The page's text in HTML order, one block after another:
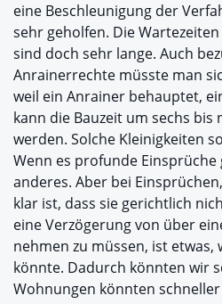
eine Beschleunigung der
sehr geholfen. Die
sind doch sehr lange. Auch
Anrainerrechte müsste man
weil ein Anrainer behauptet,
kann die Bauzeit um sechs
werden. Solche Kleinigkeiten
Wenn es profunde Einsprüche
anderes. Aber bei
klar ist, dass sie gerichtlich
eine Verzögerung von über
nehmen zu müssen, ist etwas,
könnte. Dadurch könnten wir
Wohnungen könnten